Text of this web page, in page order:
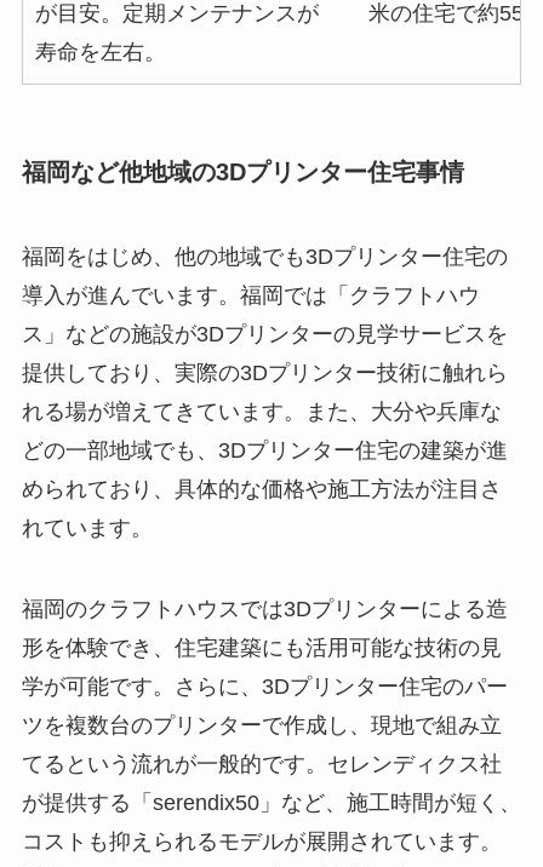
が目安。定期メンテナンスが
寿命を左右。
米の住宅で約550
福岡など他地域の3Dプリンター住宅事情
福岡をはじめ、他の地域でも3Dプリンター住宅の
導入が進んでいます。福岡では「クラフトハウ
ス」などの施設が3Dプリンターの見学サービスを
提供しており、実際の3Dプリンター技術に触れら
れる場が増えてきています。また、大分や兵庫な
どの一部地域でも、3Dプリンター住宅の建築が進
められており、具体的な価格や施工方法が注目さ
れています。
福岡のクラフトハウスでは3Dプリンターによる造
形を体験でき、住宅建築にも活用可能な技術の見
学が可能です。さらに、3Dプリンター住宅のパー
ツを複数台のプリンターで作成し、現地で組み立
てるという流れが一般的です。セレンディクス社
が提供する「serendix50」など、施工時間が短く、
コストも抑えられるモデルが展開されています。